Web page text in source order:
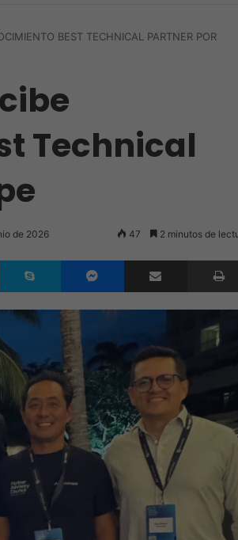
BEST TECHNICAL PARTNER POR
Technical
de 2026 47 2 minutos de
Skype Messenger Compartir por correo